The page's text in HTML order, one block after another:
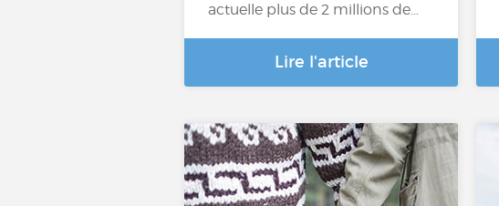
actuelle plus de 2 millions de…
Lire l'article